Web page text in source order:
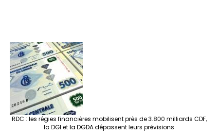
RDC : les régies financières mobilisent près de 3.800 milliards CDF,
la DGI et la DGDA dépassent leurs prévisions